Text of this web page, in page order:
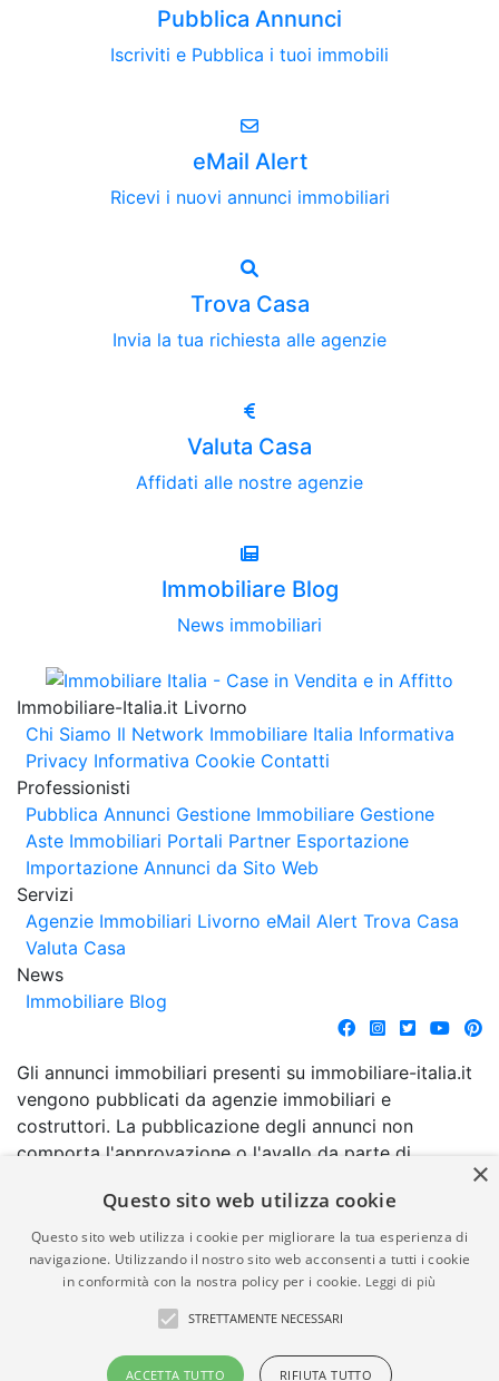
Pubblica Annunci
Iscriviti e Pubblica i tuoi immobili
eMail Alert
Ricevi i nuovi annunci immobiliari
Trova Casa
Invia la tua richiesta alle agenzie
Valuta Casa
Affidati alle nostre agenzie
Immobiliare Blog
News immobiliari
Immobiliare-Italia.it Livorno
Chi Siamo Il Network Immobiliare Italia Informativa
Privacy Informativa Cookie Contatti
Professionisti
Pubblica Annunci Gestione Immobiliare Gestione
Aste Immobiliari Portali Partner Esportazione
Importazione Annunci da Sito Web
Servizi
Agenzie Immobiliari Livorno eMail Alert Trova Casa
Valuta Casa
News
Immobiliare Blog
Gli annunci immobiliari presenti su immobiliare-italia.it
vengono pubblicati da agenzie immobiliari e
costruttori. La pubblicazione degli annunci non
comporta l'approvazione o l'avallo da parte di
garanzia da parte di quest'ultima. immobiliare-italia.it
quindi non è responsabile della veridicità, della
correttezza, della completezza, della normativa in
materia di privacy e/o di alcun altro aspetto dei
suddetti annunci.
© Copyright 2007 - 2026
Powered by
×
Questo sito web utilizza cookie
Questo sito web utilizza i cookie per migliorare la tua esperienza di
navigazione. Utilizzando il nostro sito web acconsenti a tutti i cookie
in conformità con la nostra policy per i cookie. Leggi di più
STRETTAMENTE NECESSARI
ACCETTA TUTTO RIFIUTA TUTTO